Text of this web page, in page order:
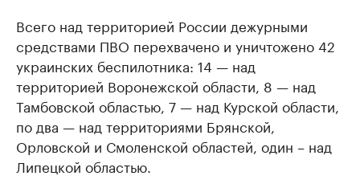
Всего над территорией России дежурными
средствами ПВО перехвачено и уничтожено 42
украинских беспилотника: 14 — над
территорией Воронежской области, 8 — над
Тамбовской областью, 7 — над Курской области,
по два — над территориями Брянской,
Орловской и Смоленской областей, один –­ над
Липецкой областью.